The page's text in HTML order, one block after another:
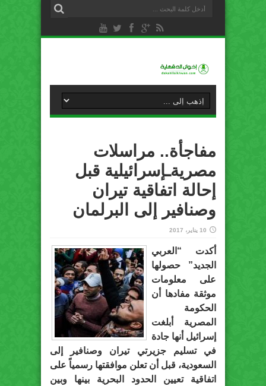
مفاجأة.. مراسلات
مصريةـإسرائيلية قبل
إحالة اتفاقية تيران
وصنافير إلى البرلمان
10 يناير، 2017
أكدت “العربي
الجديد” حصولها
على معلومات
موثقة مفادها أن
الحكومة
المصرية أبلغت
إسرائيل أنها جادة
في تسليم جزيرتي تيران وصنافير إلى
السعودية، قبل أن تعلن موافقتها رسمياً على
اتفاقية تعيين الحدود البحرية بينها وبين